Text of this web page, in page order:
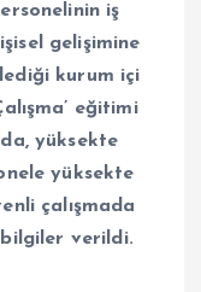
iş
gelişimine
kurum içi
eğitimi
yüksekte
yüksekte
çalışmada
bilgiler verildi.